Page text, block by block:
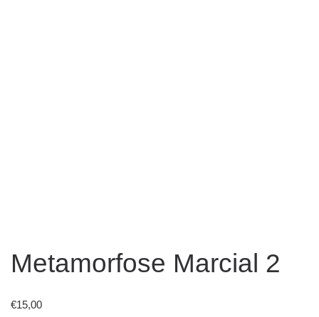
Metamorfose Marcial 2
€15,00